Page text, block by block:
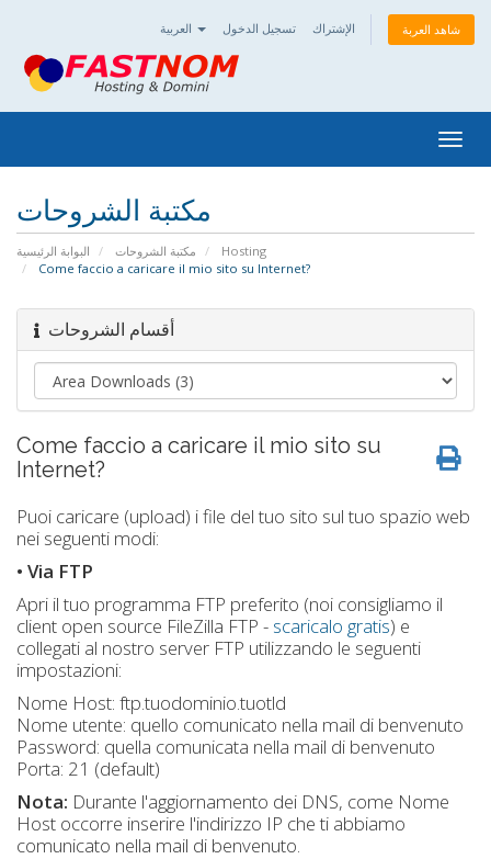
تسجيل الدخول الإشتراك شاهد العربة
مكتبة الشروحات
البوابة الرئيسية مكتبة الشروحات
Hosting
Come faccio a caricare il mio sito su Internet?
أقسام الشروحات
Come faccio a caricare il mio sito su
Internet?
Puoi caricare (upload) i file del tuo sito sul tuo spazio web
nei seguenti modi:
• Via FTP
Apri il tuo programma FTP preferito (noi consigliamo il
client open source FileZilla FTP - scaricalo gratis) e
collegati al nostro server FTP utilizzando le seguenti
impostazioni:
Nome Host: ftp.tuodominio.tuotld
Nome utente: quello comunicato nella mail di benvenuto
Password: quella comunicata nella mail di benvenuto
Porta: 21 (default)
Nota: Durante l'aggiornamento dei DNS, come Nome
Host occorre inserire l'indirizzo IP che ti abbiamo
comunicato nella mail di benvenuto.